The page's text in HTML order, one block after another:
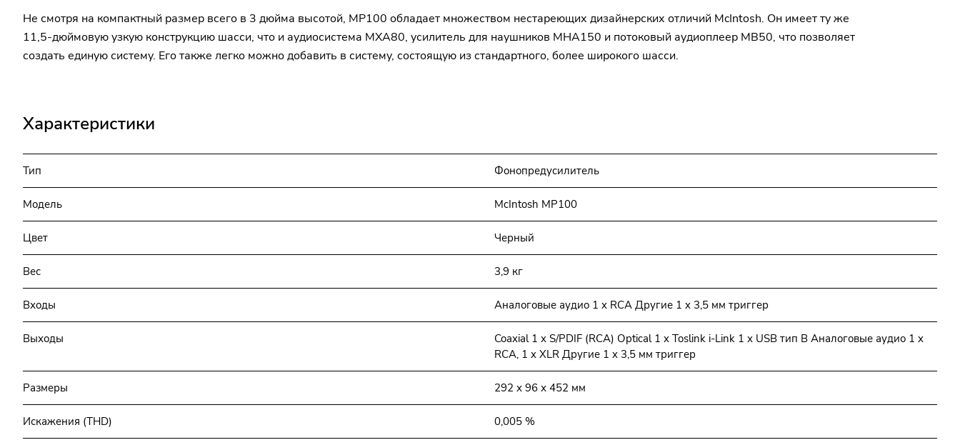
Не смотря на компактный размер всего в 3 дюйма высотой, MP100 обладает множеством нестареющих дизайнерских отличий McIntosh. Он имеет ту же
11,5-дюймовую узкую конструкцию шасси, что и аудиосистема MXA80, усилитель для наушников MHA150 и потоковый аудиоплеер MB50, что позволяет
создать единую систему. Его также легко можно добавить в систему, состоящую из стандартного, более широкого шасси.
Характеристики
Тип Фонопредусилитель
Модель McIntosh MP100
Цвет Черный
Вес 3,9 кг
Входы Аналоговые аудио 1 x RCA Другие 1 x 3,5 мм триггер
Выходы
Coaxial 1 x S/PDIF (RCA) Optical 1 x Toslink i-Link 1 х USB тип В Аналоговые аудио 1 x
RCA, 1 x XLR Другие 1 x 3,5 мм триггер
Размеры 292 х 96 х 452 мм
Искажения (THD) 0,005 %